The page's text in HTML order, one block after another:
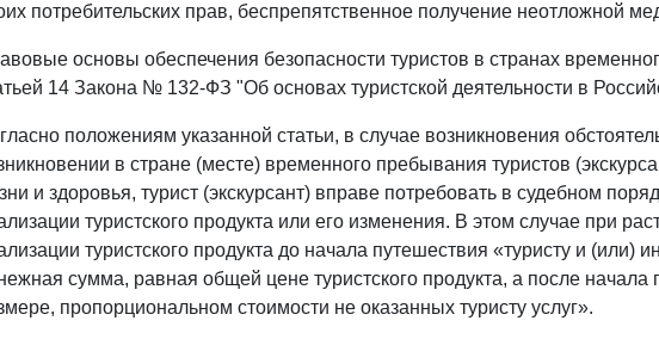
потребительских прав, беспрепятственное получение неотложной
основы обеспечения безопасности туристов в странах
14 Закона № 132-ФЗ "Об основах туристской деятельности в
положениям указанной статьи, в случае возникновения
в стране (месте) временного пребывания туристов
и здоровья, турист (экскурсант) вправе потребовать в судебном
туристского продукта или его изменения. В этом случае при
туристского продукта до начала путешествия «туристу и (или)
сумма, равная общей цене туристского продукта, а после начала
пропорциональном стоимости не оказанных туристу услуг».